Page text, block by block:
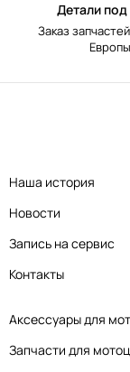
Детали под
Заказ
Европы
Аксессуары для
Запчасти для
Наша история
Новости
Запись на сервис
Контакты